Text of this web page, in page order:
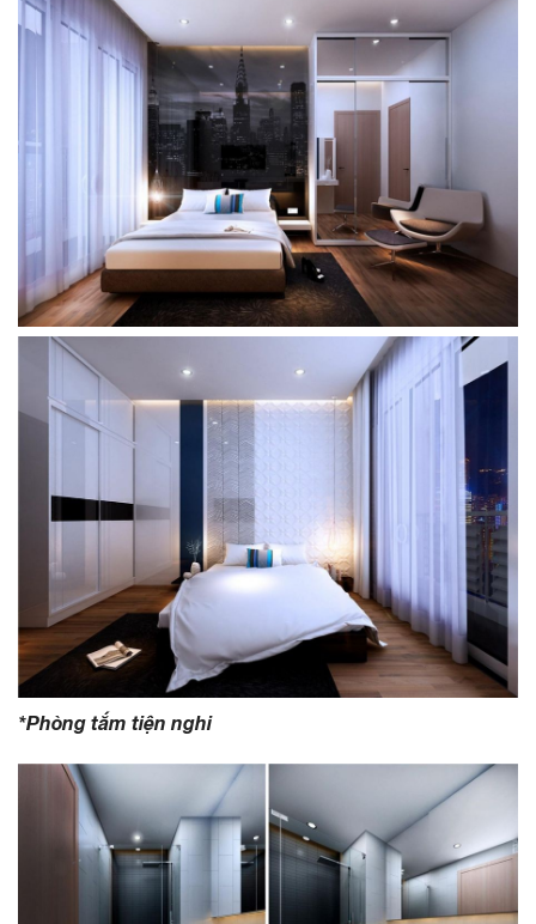
*Phòng tắm tiện nghi